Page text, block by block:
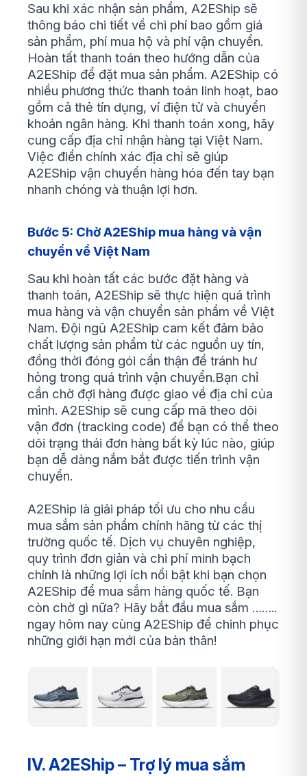
Sau khi xác nhận sản phẩm, A2EShip sẽ
thông báo chi tiết về chi phí bao gồm giá
sản phẩm, phí mua hộ và phí vận chuyển.
Hoàn tất thanh toán theo hướng dẫn của
A2EShip để đặt mua sản phẩm. A2EShip có
nhiều phương thức thanh toán linh hoạt, bao
gồm cả thẻ tín dụng, ví điện tử và chuyển
khoản ngân hàng. Khi thanh toán xong, hãy
cung cấp địa chỉ nhận hàng tại Việt Nam.
Việc điền chính xác địa chỉ sẽ giúp
A2EShip vận chuyển hàng hóa đến tay bạn
nhanh chóng và thuận lợi hơn.
Bước 5: Chờ A2EShip mua hàng và vận
chuyển về Việt Nam
Sau khi hoàn tất các bước đặt hàng và
thanh toán, A2EShip sẽ thực hiện quá trình
mua hàng và vận chuyển sản phẩm về Việt
Nam. Đội ngũ A2EShip cam kết đảm bảo
chất lượng sản phẩm từ các nguồn uy tín,
đồng thời đóng gói cẩn thận để tránh hư
hỏng trong quá trình vận chuyển.Bạn chỉ
cần chờ đợi hàng được giao về địa chỉ của
mình. A2EShip sẽ cung cấp mã theo dõi
vận đơn (tracking code) để bạn có thể theo
dõi trạng thái đơn hàng bất kỳ lúc nào, giúp
bạn dễ dàng nắm bắt được tiến trình vận
chuyển.
A2EShip là giải pháp tối ưu cho nhu cầu
mua sắm sản phẩm chính hãng từ các thị
trường quốc tế. Dịch vụ chuyên nghiệp,
quy trình đơn giản và chi phí minh bạch
chính là những lợi ích nổi bật khi bạn chọn
A2EShip để mua sắm hàng quốc tế. Bạn
còn chờ gì nữa? Hãy bắt đầu mua sắm ……..
ngay hôm nay cùng A2EShip để chinh phục
những giới hạn mới của bản thân!
IV. A2EShip – Trợ lý mua sắm